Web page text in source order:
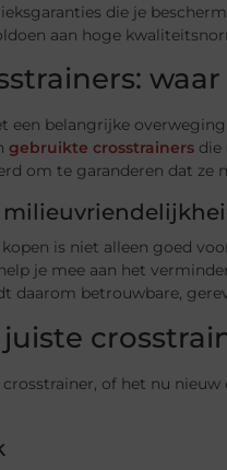
die je
aan hoge
een belangrijke
gebruikte crosstrainers die
om te garanderen dat ze
is niet alleen goed
je mee aan het
daarom betrouwbare,
of het nu